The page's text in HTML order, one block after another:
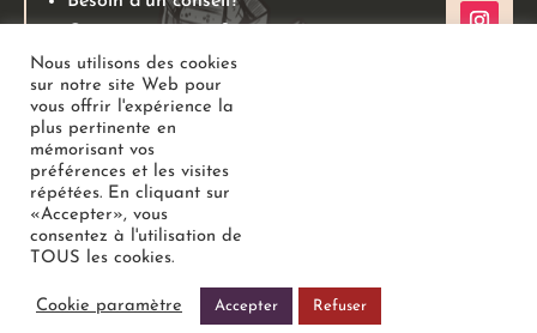
Mentions légales
Conditions générales de ventes
Politiques de retours
Politique de confidentialité
Copyright Au Jardin des Gemmes
Nous utilisons des cookies
sur notre site Web pour
vous offrir l'expérience la
plus pertinente en
mémorisant vos
préférences et les visites
répétées. En cliquant sur
«Accepter», vous
consentez à l'utilisation de
TOUS les cookies.
Cookie paramètre Accepter Refuser